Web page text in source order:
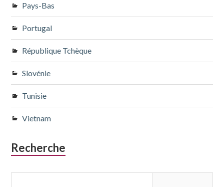
Pays-Bas
Portugal
République Tchèque
Slovénie
Tunisie
Vietnam
Recherche